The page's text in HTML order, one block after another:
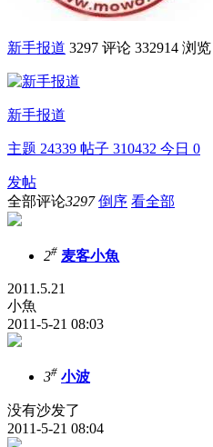
新手报道 3297 评论 332914 浏览
新手报道
主题 24339 帖子 310432 今日 0
发帖
全部评论3297 倒序 看全部
2# 麦客小魚
2011.5.21
小魚
2011-5-21 08:03
3# 小波
没有沙发了
2011-5-21 08:04